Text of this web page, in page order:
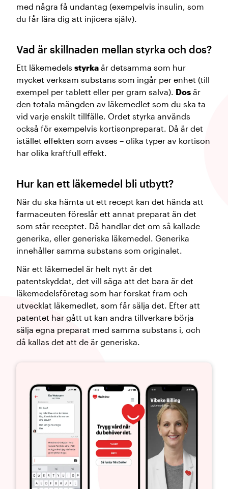
med några få undantag (exempelvis insulin, som
du får lära dig att injicera själv).
Vad är skillnaden mellan styrka och dos?
Ett läkemedels styrka är detsamma som hur
mycket verksam substans som ingår per enhet (till
exempel per tablett eller per gram salva). Dos är
den totala mängden av läkemedlet som du ska ta
vid varje enskilt tillfälle. Ordet styrka används
också för exempelvis kortisonpreparat. Då är det
istället effekten som avses – olika typer av kortison
har olika kraftfull effekt.
Hur kan ett läkemedel bli utbytt?
När du ska hämta ut ett recept kan det hända att
farmaceuten föreslår ett annat preparat än det
som står receptet. Då handlar det om så kallade
generika, eller generiska läkemedel. Generika
innehåller samma substans som originalet.
När ett läkemedel är helt nytt är det
patentskyddat, det vill säga att det bara är det
läkemedelsföretag som har forskat fram och
utvecklat läkemedlet, som får sälja det. Efter att
patentet har gått ut kan andra tillverkare börja
sälja egna preparat med samma substans i, och
då kallas det att de är generiska.